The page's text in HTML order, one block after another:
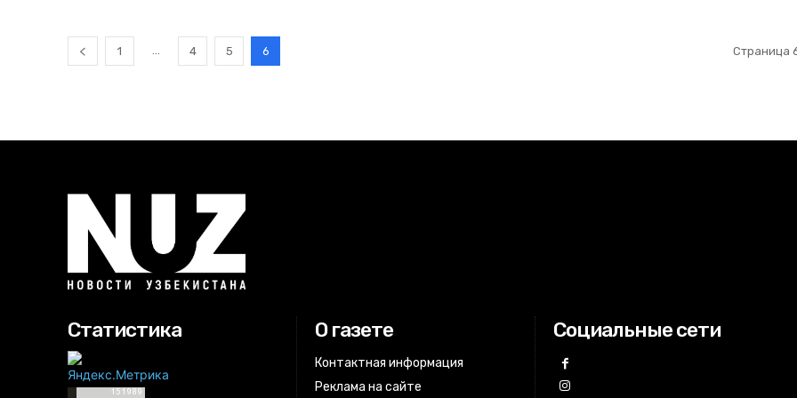
1 ... 4 5 6 Страница
Статистика О газете
Контактная информация
Реклама на сайте
Социальные сети